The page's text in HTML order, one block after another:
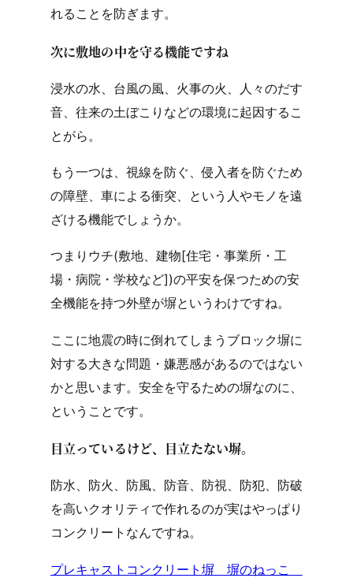
れることを防ぎます。
次に敷地の中を守る機能ですね
浸水の水、台風の風、火事の火、人々のだす
音、往来の土ぼこりなどの環境に起因するこ
とがら。
もう一つは、視線を防ぐ、侵入者を防ぐため
の障壁、車による衝突、という人やモノを遠
ざける機能でしょうか。
つまりウチ(敷地、建物[住宅・事業所・工
場・病院・学校など])の平安を保つための安
全機能を持つ外壁が塀というわけですね。
ここに地震の時に倒れてしまうブロック塀に
対する大きな問題・嫌悪感があるのではない
かと思います。安全を守るための塀なのに、
ということです。
目立っているけど、目立たない塀。
防水、防火、防風、防音、防視、防犯、防破
を高いクオリティで作れるのが実はやっぱり
コンクリートなんですね。
プレキャストコンクリート塀 塀のねっこ